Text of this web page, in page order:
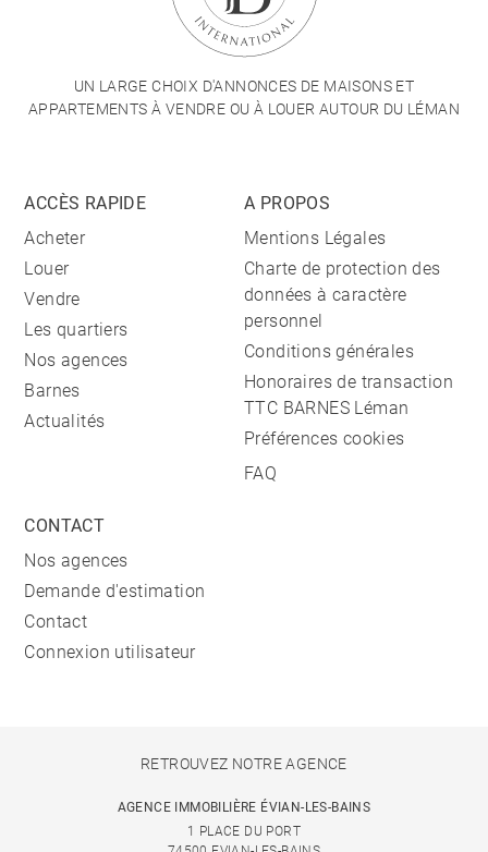
UN LARGE CHOIX D'ANNONCES DE MAISONS ET
APPARTEMENTS À VENDRE OU À LOUER AUTOUR DU LÉMAN
ACCÈS RAPIDE
Acheter
Louer
Vendre
Les quartiers
Nos agences
Barnes
Actualités
A PROPOS
Mentions Légales
Charte de protection des
données à caractère
personnel
Conditions générales
Honoraires de transaction
TTC BARNES Léman
Préférences cookies
FAQ
CONTACT
Nos agences
Demande d'estimation
Contact
Connexion utilisateur
RETROUVEZ NOTRE AGENCE
AGENCE IMMOBILIÈRE ÉVIAN-LES-BAINS
1 PLACE DU PORT